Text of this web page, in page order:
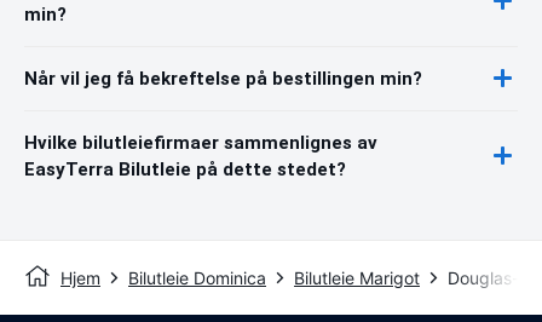
min?
Når vil jeg få bekreftelse på bestillingen min?
Hvilke bilutleiefirmaer sammenlignes av
EasyTerra Bilutleie på dette stedet?
Hjem Bilutleie Dominica Bilutleie Marigot Douglas-